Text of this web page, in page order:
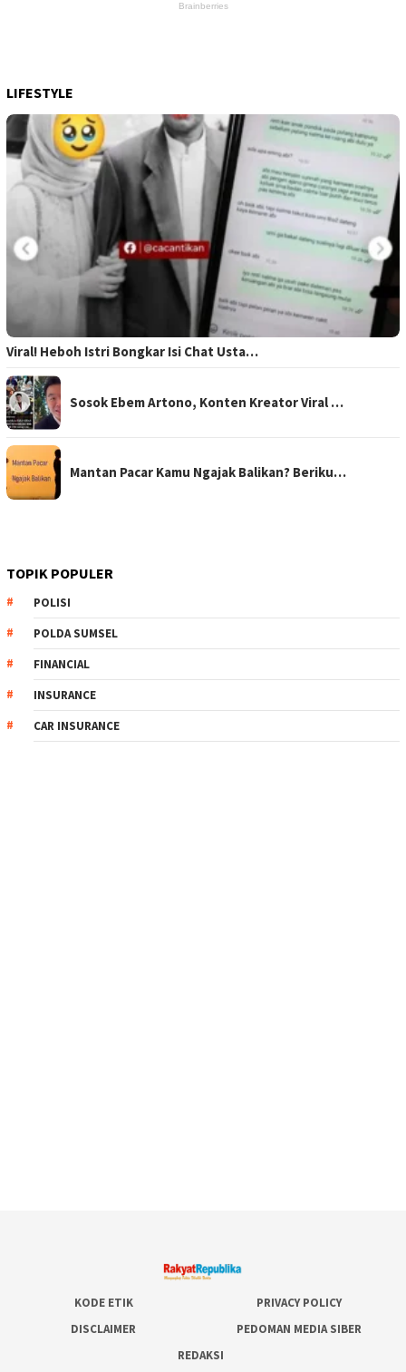
LIFESTYLE
Viral! Heboh Istri Bongkar Isi Chat Usta…
Sosok Ebem Artono, Konten Kreator Viral …
Mantan Pacar Kamu Ngajak Balikan? Beriku…
TOPIK POPULER
POLISI
POLDA SUMSEL
FINANCIAL
INSURANCE
CAR INSURANCE
KODE ETIK
PRIVACY POLICY
DISCLAIMER
PEDOMAN MEDIA SIBER
REDAKSI